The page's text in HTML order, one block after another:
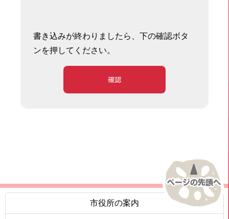
書き込みが終わりましたら、下の確認ボタ
ンを押してください。
確認
市役所の案内